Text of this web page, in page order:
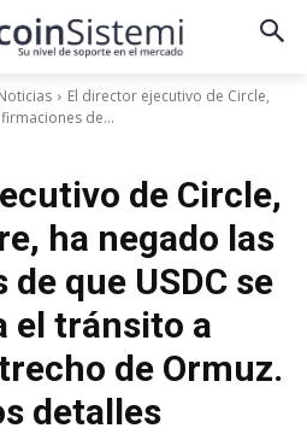
El director ejecutivo de Circle,
de...
de Circle,
ha negado las
que USDC se
el tránsito a
de Ormuz.
detalles